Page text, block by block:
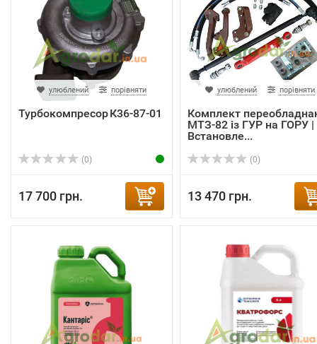
улюблений порівняти
Турбокомпресор К36‑87‑01
(0)
17 700 грн.
улюблений порівняти
Комплект
МТЗ-82 із ГУР на ГОРУ |
Встановле...
(0)
13 470 грн.